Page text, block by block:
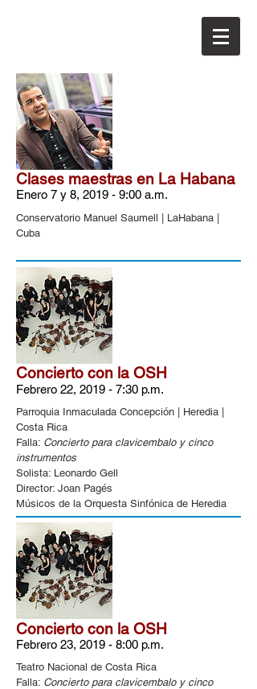
Clases maestras en La Habana
Enero 7 y 8, 2019 - 9:00 a.m.
Conservatorio Manuel Saumell | LaHabana |
Cuba
Concierto con la OSH
Febrero 22, 2019 - 7:30 p.m.
Parroquia Inmaculada Concepción | Heredia |
Costa Rica
Falla: Concierto para clavicembalo y cinco
instrumentos
Solista: Leonardo Gell
Director: Joan Pagés
Músicos de la Orquesta Sinfónica de Heredia
Concierto con la OSH
Febrero 23, 2019 - 8:00 p.m.
Teatro Nacional de Costa Rica
Falla: Concierto para clavicembalo y cinco